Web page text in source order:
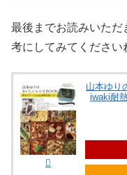
最後までお読みいた
考にしてみてください
山本ゆり
iwaki耐